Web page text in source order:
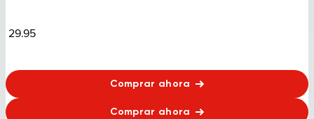
29.95
Comprar ahora
Comprar ahora